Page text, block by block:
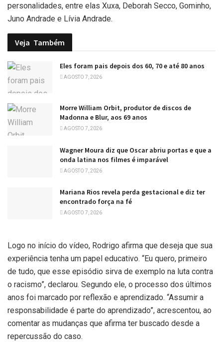
personalidades, entre elas Xuxa, Deborah Secco, Gominho,
Juno Andrade e Lívia Andrade.
Veja Também
Eles foram pais depois dos 60, 70 e até 80 anos
AGOSTO 7, 2026
Morre William Orbit, produtor de discos de
Madonna e Blur, aos 69 anos
AGOSTO 7, 2026
Wagner Moura diz que Oscar abriu portas e que a
onda latina nos filmes é imparável
AGOSTO 7, 2026
Mariana Rios revela perda gestacional e diz ter
encontrado força na fé
AGOSTO 7, 2026
Logo no início do vídeo, Rodrigo afirma que deseja que sua
experiência tenha um papel educativo. “Eu quero, primeiro
de tudo, que esse episódio sirva de exemplo na luta contra
o racismo”, declarou. Segundo ele, o processo dos últimos
anos foi marcado por reflexão e aprendizado. “Assumir a
responsabilidade é parte do aprendizado”, acrescentou, ao
comentar as mudanças que afirma ter buscado desde a
repercussão do caso.